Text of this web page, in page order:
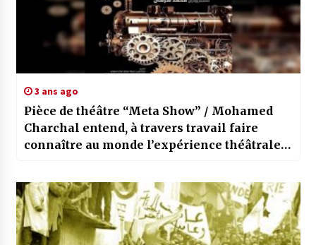
3 ans ago
Pièce de théâtre “Meta Show” / Mohamed
Charchal entend, à travers travail faire
connaître au monde l’expérience théâtrale